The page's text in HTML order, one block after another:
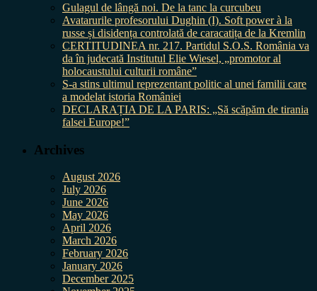
Gulagul de lângă noi. De la tanc la curcubeu
Avatarurile profesorului Dughin (I). Soft power à la
russe și disidența controlată de caracatița de la Kremlin
CERTITUDINEA nr. 217. Partidul S.O.S. România va
da în judecată Institutul Elie Wiesel, „promotor al
holocaustului culturii române”
S-a stins ultimul reprezentant politic al unei familii care
a modelat istoria României
DECLARAȚIA DE LA PARIS: „Să scăpăm de tirania
falsei Europe!”
Archives
August 2026
July 2026
June 2026
May 2026
April 2026
March 2026
February 2026
January 2026
December 2025